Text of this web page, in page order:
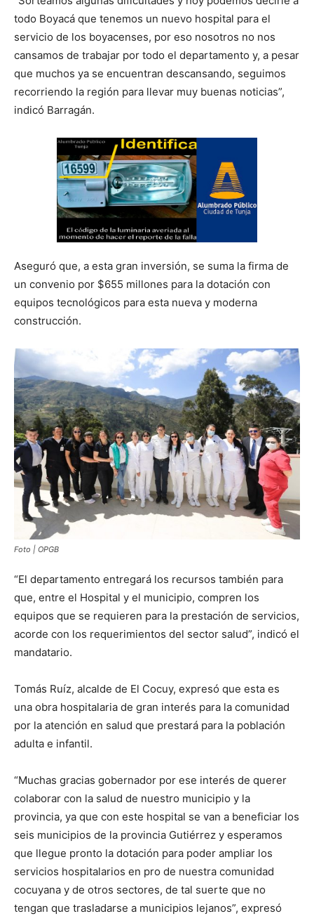
todo Boyacá que tenemos un nuevo hospital para el
servicio de los boyacenses, por eso nosotros no nos
cansamos de trabajar por todo el departamento y, a pesar
que muchos ya se encuentran descansando, seguimos
recorriendo la región para llevar muy buenas noticias”,
indicó Barragán.
Aseguró que, a esta gran inversión, se suma la firma de
un convenio por $655 millones para la dotación con
equipos tecnológicos para esta nueva y moderna
construcción.
Foto | OPGB
“El departamento entregará los recursos también para
que, entre el Hospital y el municipio, compren los
equipos que se requieren para la prestación de servicios,
acorde con los requerimientos del sector salud”, indicó el
mandatario.
Tomás Ruíz, alcalde de El Cocuy, expresó que esta es
una obra hospitalaria de gran interés para la comunidad
por la atención en salud que prestará para la población
adulta e infantil.
“Muchas gracias gobernador por ese interés de querer
colaborar con la salud de nuestro municipio y la
provincia, ya que con este hospital se van a beneficiar los
seis municipios de la provincia Gutiérrez y esperamos
que llegue pronto la dotación para poder ampliar los
servicios hospitalarios en pro de nuestra comunidad
cocuyana y de otros sectores, de tal suerte que no
tengan que trasladarse a municipios lejanos”, expresó